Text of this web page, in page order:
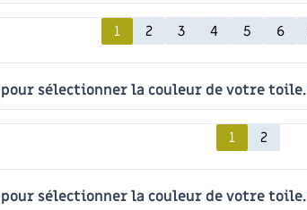
1 2 3 4 5 6
sélectionner la couleur de votre toile.
1 2
sélectionner la couleur de votre toile.